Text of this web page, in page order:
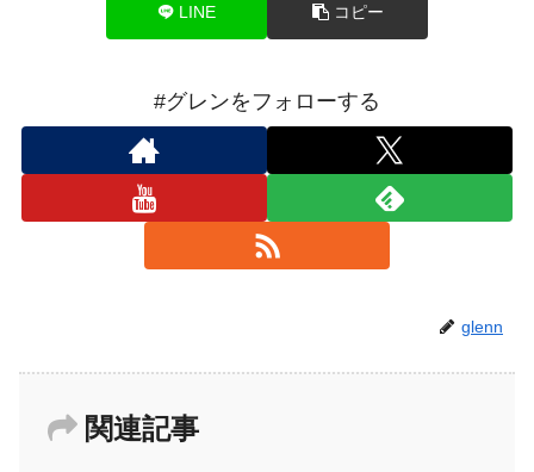
LINE コピー
#グレンをフォローする
glenn
関連記事